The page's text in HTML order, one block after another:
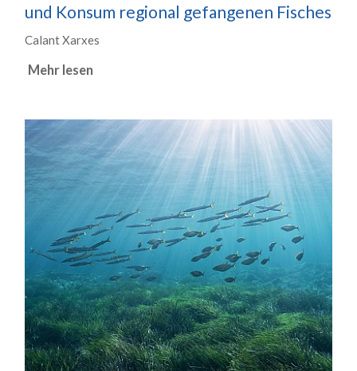
und Konsum regional gefangenen Fisches
Calant Xarxes
Mehr lesen